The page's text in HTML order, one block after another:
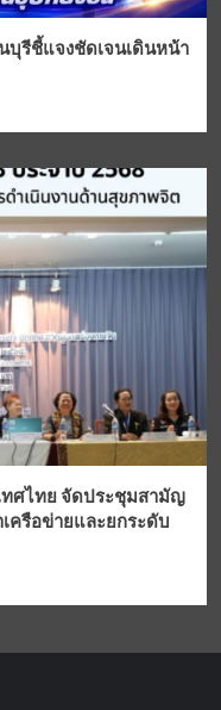
รีชี้แจงชัดเจนเดินหน้า
ทศไทย จัดประชุมสามัญ
ครือข่ายและยกระดับ